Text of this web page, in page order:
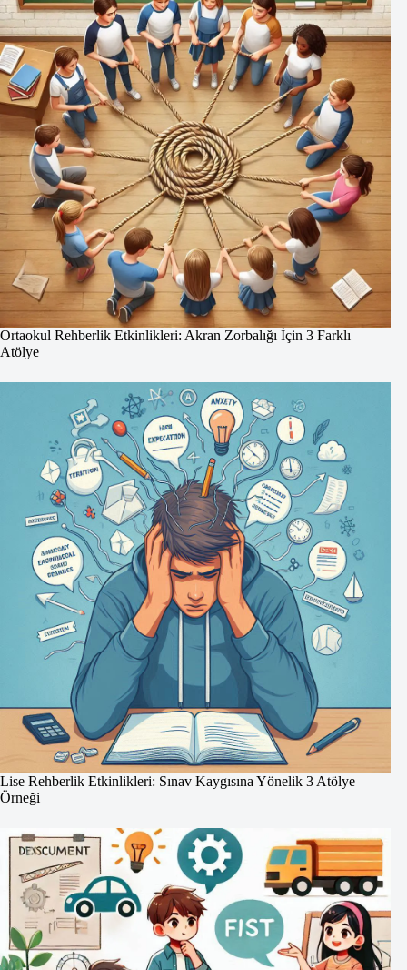
Ortaokul Rehberlik Etkinlikleri: Akran Zorbalığı İçin 3 Farklı
Atölye
Lise Rehberlik Etkinlikleri: Sınav Kaygısına Yönelik 3 Atölye
Örneği